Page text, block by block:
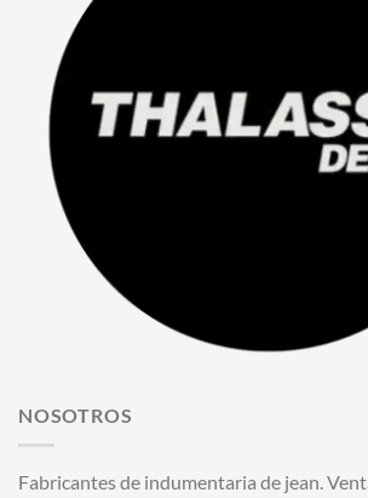
NOSOTROS
Fabricantes de indumentaria de jean.